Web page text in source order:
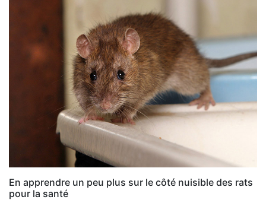
En apprendre un peu plus sur le côté nuisible des rats
pour la santé